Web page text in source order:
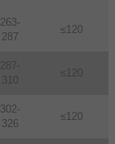
263-
287
≤120
287-
310
≤120
302-
326
≤120